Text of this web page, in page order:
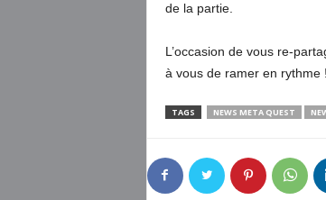
de la partie.
L’occasion de vous re-
à vous de ramer en rythme !
TAGS NEWS META QUEST